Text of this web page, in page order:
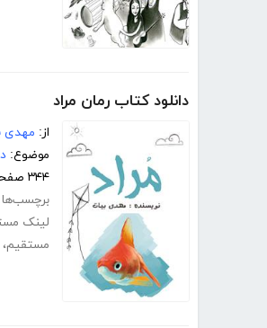
دانلود کتاب رمان مراد
از: مهدی
موضوع:
۳۴۴ صفحه
لینک
مستقیم،